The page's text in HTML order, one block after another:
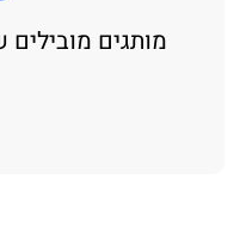
מותגים מובילים